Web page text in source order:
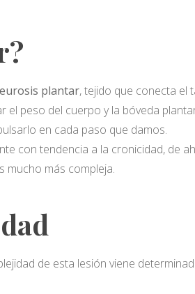
plantar, tejido que conecta el
peso del cuerpo y la bóveda
en cada paso que damos.
con tendencia a la cronicidad, de
mucho más compleja.
de esta lesión viene